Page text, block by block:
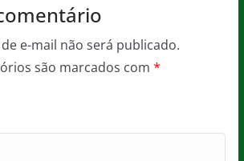
e-mail não será publicado.
são marcados com *